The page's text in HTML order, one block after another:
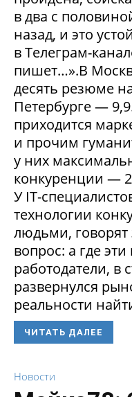
в два с
назад, и это
в Телеграм-
пишет…».В
десять резюме
Петербурге —
приходится
и прочим
у них
конкуренции —
У IT-
технологии
людьми, говорят
вопрос: а где
работодатели, в
развернулся
реальности
ЧИТАТЬ ДАЛЕЕ
Новости